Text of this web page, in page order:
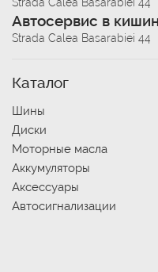
Strada Calea Basarabiei 44
Автосервис в
Strada Calea Basarabiei 44
Каталог
Шины
Диски
Моторные масла
Аккумуляторы
Аксессуары
Автосигнализации